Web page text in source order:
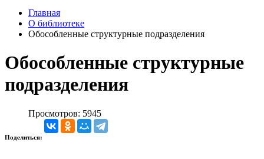
Главная
О библиотеке
Обособленные структурные подразделения
Обособленные структурные
подразделения
Просмотров: 5945
Поделиться: